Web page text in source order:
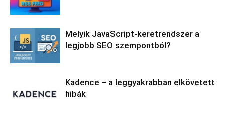
Melyik JavaScript-keretrendszer a
legjobb SEO szempontból?
Kadence – a leggyakrabban elkövetett
hibák